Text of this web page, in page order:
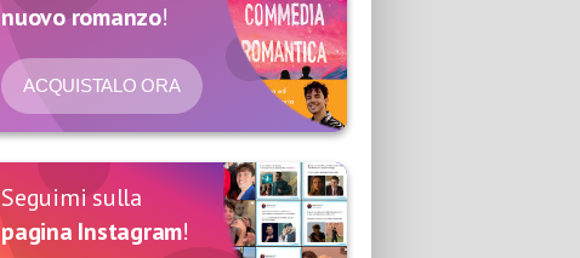
nuovo romanzo!
ACQUISTALO ORA
Seguimi sulla
pagina Instagram!